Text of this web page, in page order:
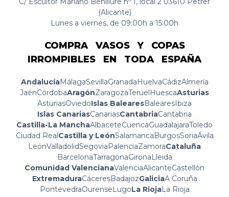
(Alicante)
Lunes a viernes, de 09:00h a 15:00h
COMPRA VASOS Y COPAS
IRROMPIBLES EN TODA ESPAÑA
AndalucíaMálagaSevillaGranada HuelvaCádizAlmería
JaénCórdobaAragónZaragozaTeruel HuescaAsturias
AsturiasOviedoIslas BalearesBaleares Ibiza
Islas CanariasCanariasCantabriaCantabria
Castilla-La ManchaAlbaceteCuencaGuadalajaraToledo
Ciudad Real Castilla y LeónSalamanca BurgosSoriaÁvila
LeónValladolidSegovia PalenciaZamoraCataluña
BarcelonaTarragonaGirona Lleida
Comunidad ValencianaValenciaAlicanteCastellón
ExtremaduraCáceresBadajozGaliciaA Coruña
PontevedraOurense LugoLa RiojaLa Rioja